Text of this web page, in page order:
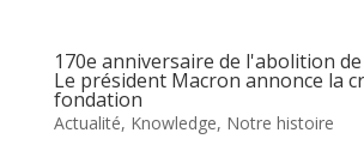
170e anniversaire de l'abolition de
Le président Macron annonce la
fondation
Actualité, Knowledge, Notre histoire